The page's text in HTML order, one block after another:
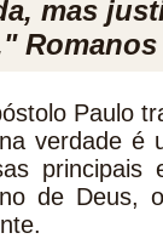
mas
Romanos
Paulo
verdade é
principais
de Deus,